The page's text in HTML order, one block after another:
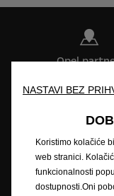
Opel
Zatražite
NASTAVI BEZ
Koristimo kolačiće
web stranici.
funkcionalnosti
dostupnosti.Oni